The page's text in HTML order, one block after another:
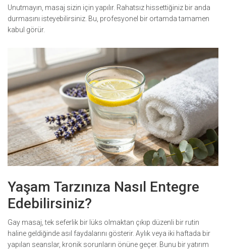
Unutmayın, masaj sizin için yapılır. Rahatsız hissettiğiniz bir anda
durmasını isteyebilirsiniz. Bu, profesyonel bir ortamda tamamen
kabul görür.
Yaşam Tarzınıza Nasıl Entegre
Edebilirsiniz?
Gay masaj, tek seferlik bir lüks olmaktan çıkıp düzenli bir rutin
haline geldiğinde asıl faydalarını gösterir. Aylık veya iki haftada bir
yapılan seanslar, kronik sorunların önüne geçer. Bunu bir yatırım